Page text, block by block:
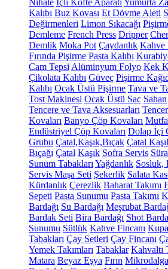
Nihale İçli Köfte Aparatı Yumurta
Kalıbı Buz Kovası Et Dövme Aleti
Değirmenleri Limon Sıkacağı
Demleme French Press Dripper
Demlik Moka Pot Çaydanlık Kahve
Fırında Pişirme Pasta Kalıbı
Cam Tepsi Alüminyum Folyo Kek
Çikolata Kalıbı Güveç Pişirme
Kalıbı Ocak Üstü Pişirme Tava ve
Tost Makinesi Ocak Üstü Sac Sahan
Tencere ve Tava Aksesuarları
Kovaları Banyo Çöp Kovaları
Endüstriyel Çöp Kovaları Dolap İçi
Grubu Çatal,Kaşık,Bıçak Çatal
Bıçağı Çatal Kaşık Sofra Servis
Sunum Tabakları Yağdanlık Sosluk,
Servis Maşa Seti Şekerlik Salata
Kürdanlık Çerezlik Baharat Takımı
Sepeti Pasta Sunumu Pasta Takımı
Bardağı Su Bardağı Meşrubat
Bardak Seti Bira Bardağı Shot
Sunumu Sütlük Kahve Fincanı Kupa
Tabakları Çay Setleri Çay Fincanı
Yemek Takımları Tabaklar Kahvaltı
Matara Beyaz Eşya Fırın Mikrodalga